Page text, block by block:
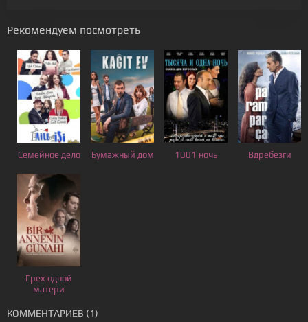
Рекомендуем посмотреть
Семейное дело Бумажный дом 1001 ночь Вдребезги
Грех одной
матери
КОММЕНТАРИЕВ (1)